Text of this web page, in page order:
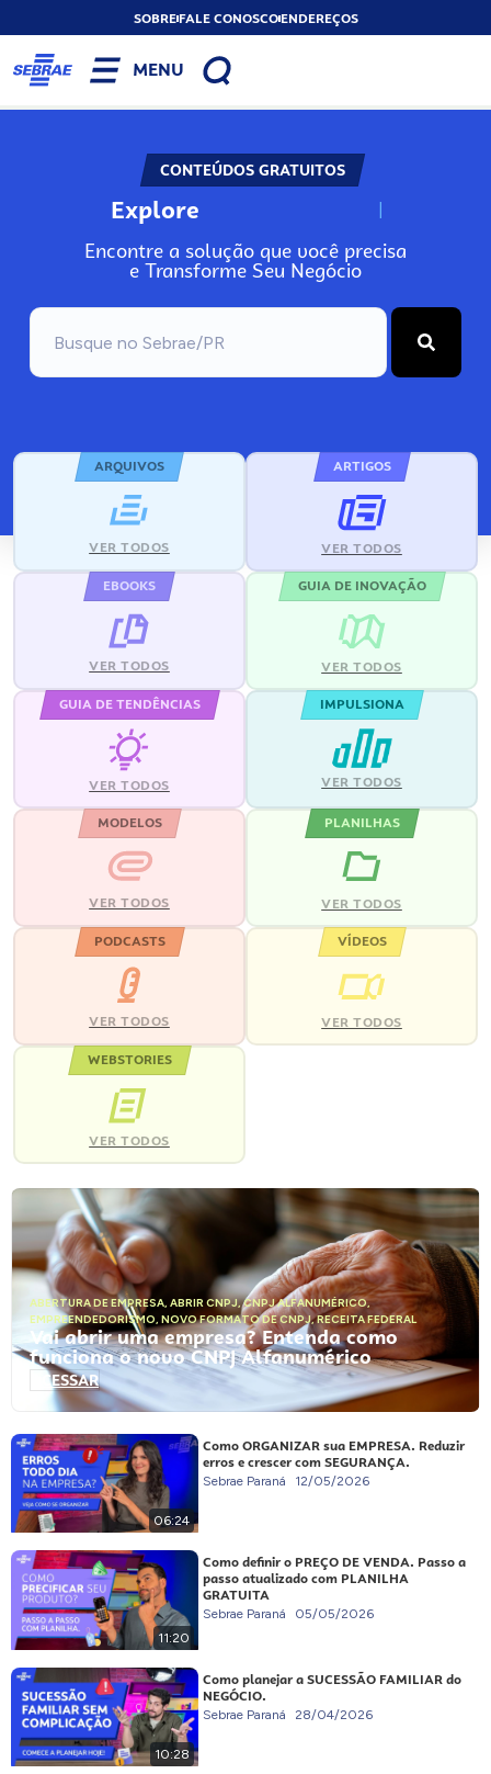
SOBREFALE CONOSCOENDEREÇOS
MENU
CONTEÚDOS GRATUITOS
Explore N
Encontre a solução que você precisa
e Transforme Seu Negócio
ARQUIVOS
VER TODOS
ARTIGOS
VER TODOS
EBOOKS
VER TODOS
GUIA DE INOVAÇÃO
VER TODOS
GUIA DE TENDÊNCIAS
VER TODOS
IMPULSIONA
VER TODOS
MODELOS
VER TODOS
PLANILHAS
VER TODOS
PODCASTS
VER TODOS
VÍDEOS
VER TODOS
WEBSTORIES
VER TODOS
ABERTURA DE EMPRESA, ABRIR CNPJ,CNPJ ALFANUMÉRICO,
EMPREENDEDORISMO, NOVO FORMATO DE CNPJ,RECEITA FEDERAL
Vai abrir uma empresa? Entenda como
funciona o novo CNPJ Alfanumérico
ACESSAR
06:24
Como ORGANIZAR sua EMPRESA. Reduzir
erros e crescer com SEGURANÇA.
Sebrae Paraná 12/05/2026
11:20
Como definir o PREÇO DE VENDA. Passo a
passo atualizado com PLANILHA
GRATUITA
Sebrae Paraná 05/05/2026
10:28
Como planejar a SUCESSÃO FAMILIAR do
NEGÓCIO.
Sebrae Paraná 28/04/2026